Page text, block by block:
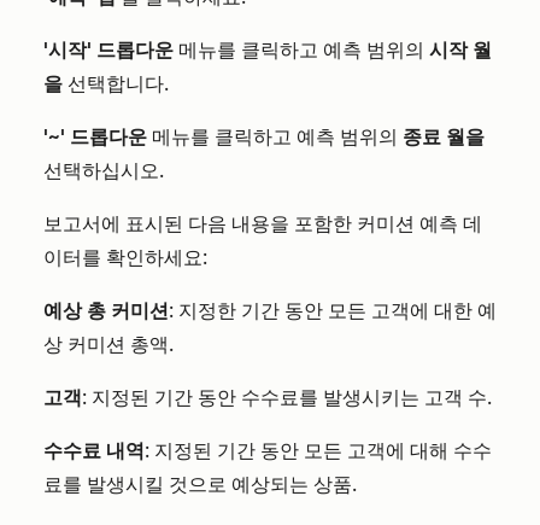
'시작' 드롭다운 메뉴를 클릭하고 예측 범위의 시작 월
을 선택합니다.
'~' 드롭다운 메뉴를 클릭하고 예측 범위의 종료 월을
선택하십시오.
보고서에 표시된 다음 내용을 포함한 커미션 예측 데
이터를 확인하세요:
예상 총 커미션: 지정한 기간 동안 모든 고객에 대한 예
상 커미션 총액.
고객: 지정된 기간 동안 수수료를 발생시키는 고객 수.
수수료 내역: 지정된 기간 동안 모든 고객에 대해 수수
료를 발생시킬 것으로 예상되는 상품.